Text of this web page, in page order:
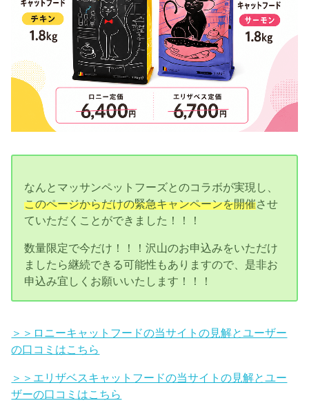
なんとマッサンペットフーズとのコラボが実現し、
このページからだけの緊急キャンペーンを開催させ
ていただくことができました！！！
数量限定で今だけ！！！沢山のお申込みをいただけ
ましたら継続できる可能性もありますので、是非お
申込み宜しくお願いいたします！！！
＞＞ロニーキャットフードの当サイトの見解とユーザー
の口コミはこちら
＞＞エリザベスキャットフードの当サイトの見解とユー
ザーの口コミはこちら